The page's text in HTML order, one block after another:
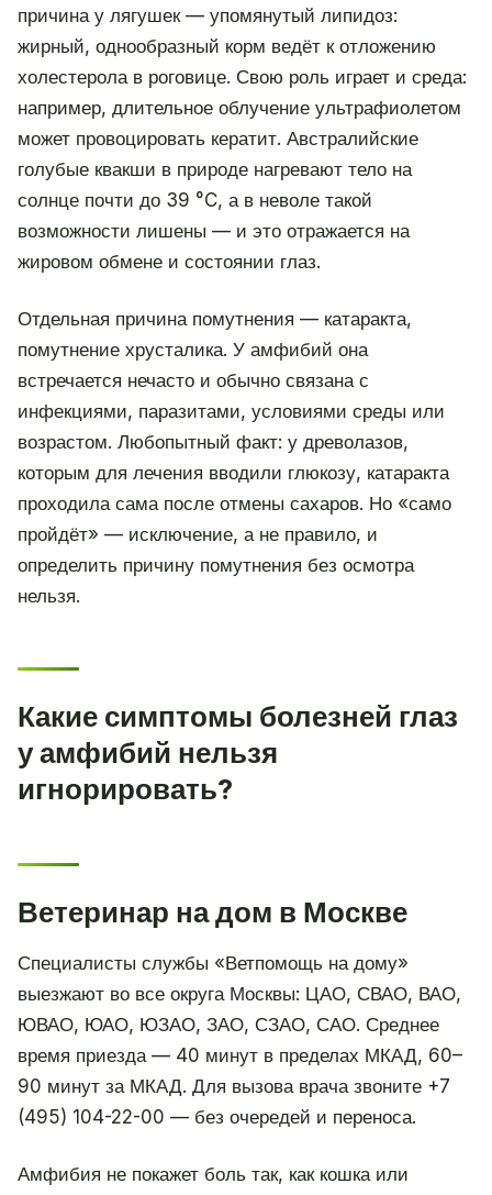
причина у лягушек — упомянутый липидоз:
жирный, однообразный корм ведёт к отложению
холестерола в роговице. Свою роль играет и среда:
например, длительное облучение ультрафиолетом
может провоцировать кератит. Австралийские
голубые квакши в природе нагревают тело на
солнце почти до 39 °C, а в неволе такой
возможности лишены — и это отражается на
жировом обмене и состоянии глаз.
Отдельная причина помутнения — катаракта,
помутнение хрусталика. У амфибий она
встречается нечасто и обычно связана с
инфекциями, паразитами, условиями среды или
возрастом. Любопытный факт: у древолазов,
которым для лечения вводили глюкозу, катаракта
проходила сама после отмены сахаров. Но «само
пройдёт» — исключение, а не правило, и
определить причину помутнения без осмотра
нельзя.
Какие симптомы болезней глаз
у амфибий нельзя
игнорировать?
Ветеринар на дом в Москве
Специалисты службы «Ветпомощь на дому»
выезжают во все округа Москвы: ЦАО, СВАО, ВАО,
ЮВАО, ЮАО, ЮЗАО, ЗАО, СЗАО, САО. Среднее
время приезда — 40 минут в пределах МКАД, 60–
90 минут за МКАД. Для вызова врача звоните +7
(495) 104-22-00 — без очередей и переноса.
Амфибия не покажет боль так, как кошка или